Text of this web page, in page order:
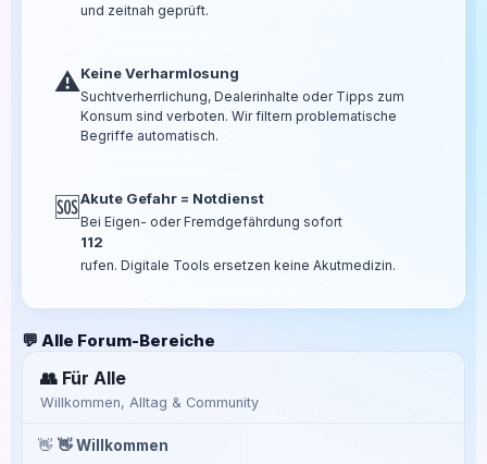
und zeitnah geprüft.
⚠️Keine Verharmlosung
Suchtverherrlichung, Dealerinhalte oder Tipps zum
Konsum sind verboten. Wir filtern problematische
Begriffe automatisch.
🆘Akute Gefahr = Notdienst
Bei Eigen- oder Fremdgefährdung sofort
112
rufen. Digitale Tools ersetzen keine Akutmedizin.
💬 Alle Forum-Bereiche
👥 Für Alle
Willkommen, Alltag & Community
👋 👋 Willkommen